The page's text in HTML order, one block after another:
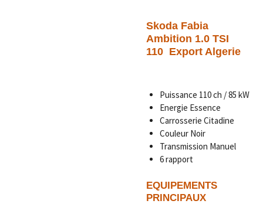
Skoda Fabia
Ambition 1.0 TSI
110 Export Algerie
Puissance 110 ch / 85 kW
Energie Essence
Carrosserie Citadine
Couleur Noir
Transmission Manuel
6 rapport
EQUIPEMENTS
PRINCIPAUX